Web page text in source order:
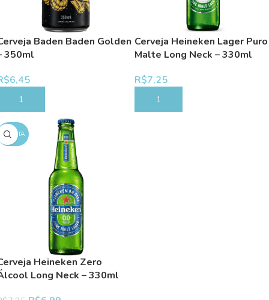
Baden Baden Golden
350ml
6,45
COMPRAR
Cerveja Heineken Lager Puro
Malte Long Neck – 330ml
R$7,25
COMPRAR
OFERTA
Heineken Zero
Long Neck – 330ml